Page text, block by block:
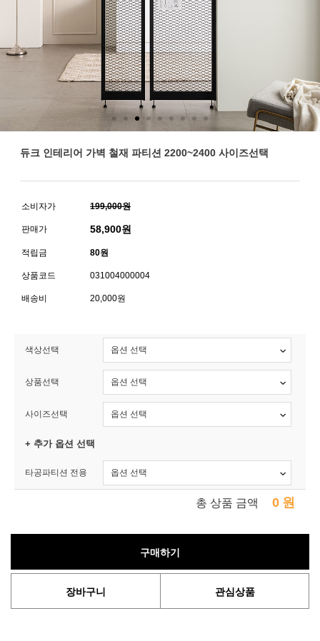
듀크 인테리어 가벽 철재 파티션 2200~2400 사이즈선택
소비자가 199,000원
판매가 58,900원
적립금 80원
상품코드 031004000004
배송비 20,000원
색상선택
상품선택
사이즈선택
+ 추가 옵션 선택
타공파티션 전용
총 상품 금액 0 원
구매하기
장바구니 관심상품